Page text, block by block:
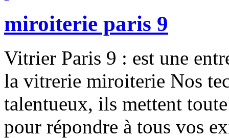
miroiterie paris 9
Vitrier Paris 9 : est une
la vitrerie miroiterie Nos
talentueux, ils mettent
pour répondre à tous vos